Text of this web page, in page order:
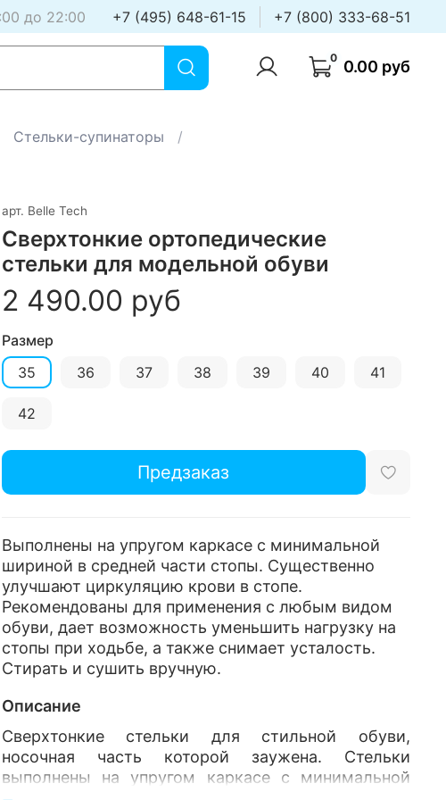
до 22:00 +7 (495) 648-61-15 +7 (800) 333-68-51
0 0.00 руб
Стельки-супинаторы
арт. Belle Tech
Сверхтонкие ортопедические
стельки для модельной обуви
2 490.00 руб
Размер
35
36 37 38 39 40 41
42
Предзаказ
Выполнены на упругом каркасе с минимальной
шириной в средней части стопы. Существенно
улучшают циркуляцию крови в стопе.
Рекомендованы для применения с любым видом
обуви, дает возможность уменьшить нагрузку на
стопы при ходьбе, а также снимает усталость.
Стирать и сушить вручную.
Описание
Сверхтонкие стельки для стильной обуви,
носочная часть которой заужена. Стельки
выполнены на упругом каркасе с минимальной